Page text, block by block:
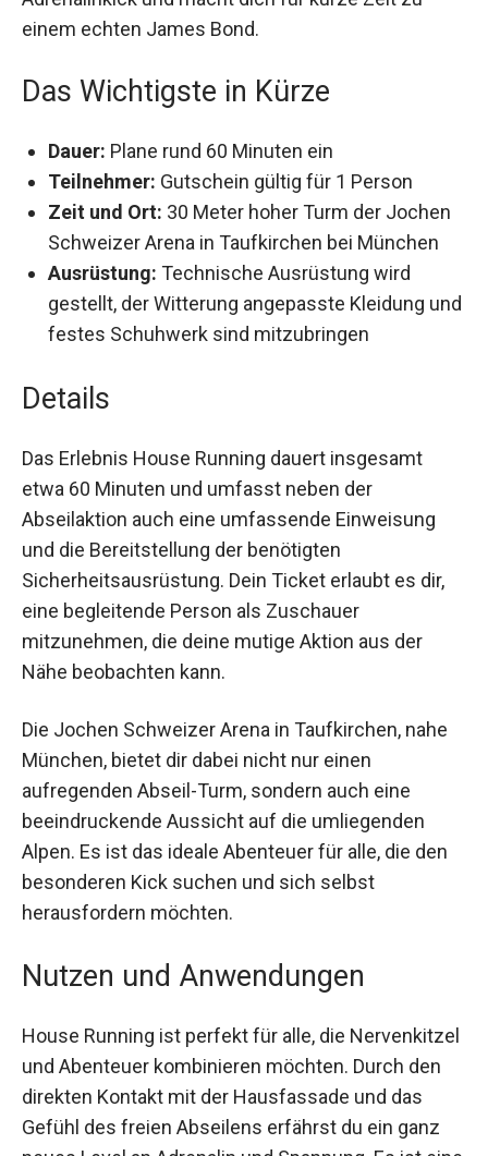
einem echten James Bond.
Das Wichtigste in Kürze
Dauer:
Plane rund 60 Minuten ein
Teilnehmer:
Gutschein gültig für 1 Person
Zeit und Ort: 30 Meter hoher Turm der
Jochen Schweizer Arena in Taufkirchen bei
München
Ausrüstung:Technische Ausrüstung wird
gestellt, der Witterung angepasste Kleidung
Details
Das Erlebnis House Running dauert insgesamt
etwa 60 Minuten und umfasst neben der
Abseilaktion auch eine umfassende Einweisung
und die Bereitstellung der benötigten
Sicherheitsausrüstung. Dein Ticket erlaubt es dir,
eine begleitende Person als Zuschauer
mitzunehmen, die deine mutige Aktion aus der
Die Jochen Schweizer Arena in Taufkirchen, nahe
München, bietet dir dabei nicht nur einen
aufregenden Abseil-Turm, sondern auch eine
beeindruckende Aussicht auf die umliegenden
Alpen. Es ist das ideale Abenteuer für alle, die den
besonderen Kick suchen und sich selbst
Nutzen und Anwendungen
House Running ist perfekt für alle, die
Nervenkitzel und Abenteuer kombinieren
möchten. Durch den direkten Kontakt mit der
Hausfassade und das Gefühl des freien